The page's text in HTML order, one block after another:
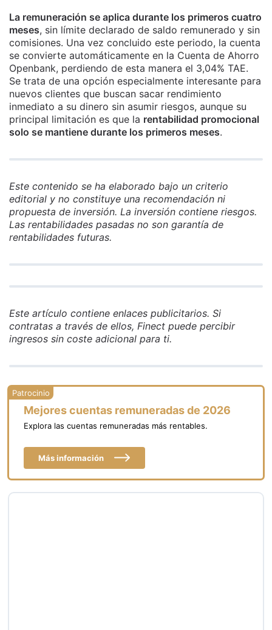
La remuneración se aplica durante los primeros cuatro
meses, sin límite declarado de saldo remunerado y sin
comisiones. Una vez concluido este periodo, la cuenta
se convierte automáticamente en la Cuenta de Ahorro
Openbank, perdiendo de esta manera el 3,04% TAE.
Se trata de una opción especialmente interesante para
nuevos clientes que buscan sacar rendimiento
inmediato a su dinero sin asumir riesgos, aunque su
principal limitación es que la rentabilidad promocional
solo se mantiene durante los primeros meses.
Este contenido se ha elaborado bajo un criterio
editorial y no constituye una recomendación ni
propuesta de inversión. La inversión contiene riesgos.
Las rentabilidades pasadas no son garantía de
rentabilidades futuras.
Este artículo contiene enlaces publicitarios. Si
contratas a través de ellos, Finect puede percibir
ingresos sin coste adicional para ti.
Mejores cuentas remuneradas de 2026
Explora las cuentas remuneradas más rentables.
Más información